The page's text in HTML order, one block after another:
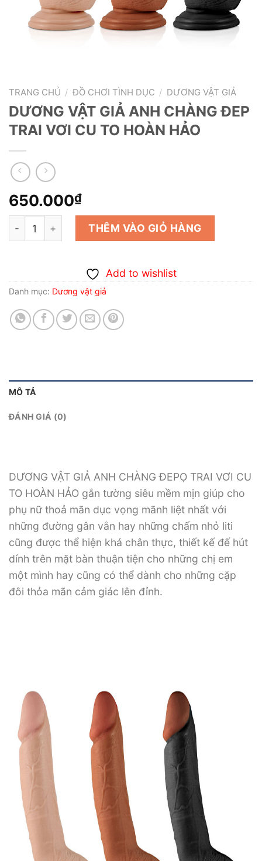
TRANG CHỦ / ĐỒ CHƠI TÌNH DỤC / DƯƠNG VẬT GIẢ
DƯƠNG VẬT GIẢ ANH CHÀNG ĐEP
TRAI VƠI CU TO HOÀN HẢO
650.000₫
DƯƠNG VẬT GIẢ ANH CHÀNG ĐEP TRAI VƠI CU TO
THÊM VÀO GIỎ HÀNG
Add to wishlist
Danh mục: Dương vật giả
MÔ TẢ
ĐÁNH GIÁ (0)
DƯƠNG VẬT GIẢ ANH CHÀNG ĐEPỌ TRAI VƠI CU
TO HOÀN HẢO gắn tường siêu mềm mịn giúp cho
phụ nữ thoả mãn dục vọng mãnh liệt nhất với
những đường gân vằn hay những chấm nhỏ liti
cũng được thể hiện khá chân thực, thiết kế đế hút
dính trên mặt bàn thuận tiện cho những chị em
một mình hay cũng có thể dành cho những cặp
đôi thỏa mãn cảm giác lên đỉnh.